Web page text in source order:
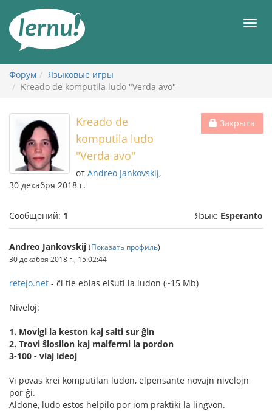
содержанию
Форум
Языковые игры
Kreado de komputila ludo "Verda avo"
Закрыта
Kreado de
komputila ludo
"Verda avo"
от Andreo Jankovskij,
30 декабря 2018 г.
Сообщений: 1 Язык: Esperanto
Andreo Jankovskij (Показать профиль)
30 декабря 2018 г., 15:02:44
retejo.net - ĉi tie eblas elŝuti la ludon (~15 Mb)
Niveloj:
1. Movigi la keston kaj salti sur ĝin
2. Trovi ŝlosilon kaj malfermi la pordon
3-100 - viaj ideoj
Vi povas krei komputilan ludon, elpensante novajn nivelojn
por ĝi.
Aldone, ludo estos helpilo por iom praktiki la lingvon.